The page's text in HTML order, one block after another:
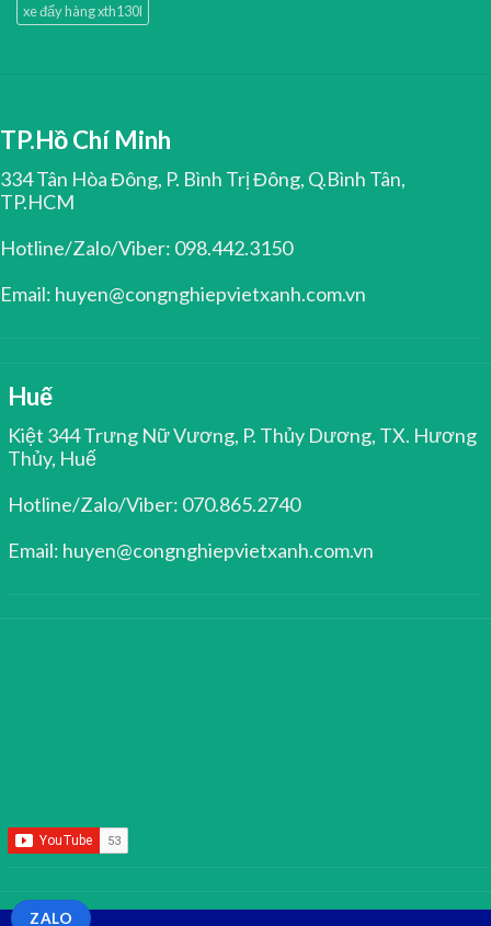
xe đẩy hàng xth130l
TP.Hồ Chí Minh
334 Tân Hòa Đông, P. Bình Trị Đông, Q.Bình Tân,
TP.HCM
Hotline/Zalo/Viber: 098.442.3150
Email: huyen@congnghiepvietxanh.com.vn
Huế
Kiệt 344 Trưng Nữ Vương, P. Thủy Dương, TX. Hương
Thủy, Huế
Hotline/Zalo/Viber: 070.865.2740
Email: huyen@congnghiepvietxanh.com.vn
ZALO